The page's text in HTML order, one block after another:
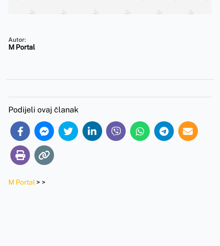
Autor:
M Portal
Podijeli ovaj članak
M Portal > >